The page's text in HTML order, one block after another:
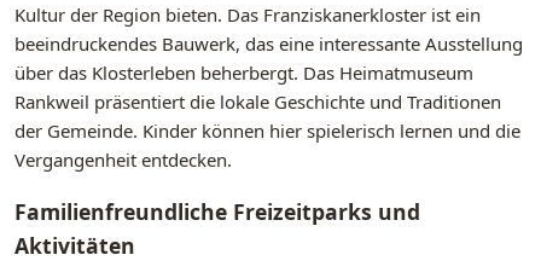
Kultur der Region bieten. Das Franziskanerkloster ist ein
beeindruckendes Bauwerk, das eine interessante Ausstellung
über das Klosterleben beherbergt. Das Heimatmuseum
Rankweil präsentiert die lokale Geschichte und Traditionen
der Gemeinde. Kinder können hier spielerisch lernen und die
Vergangenheit entdecken.
Familienfreundliche Freizeitparks und
Aktivitäten